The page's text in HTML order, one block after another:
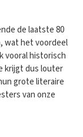
de laatste 80
wat het voordeel
vooral historisch
krijgt dus louter
grote literaire
van onze